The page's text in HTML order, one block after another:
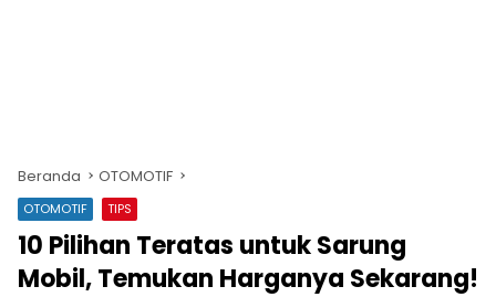
Beranda OTOMOTIF
OTOMOTIF TIPS
10 Pilihan Teratas untuk Sarung
Mobil, Temukan Harganya Sekarang!